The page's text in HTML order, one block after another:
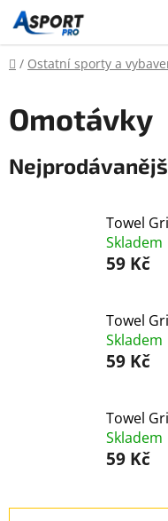
Přejít
na
obsah
Domů
/ Ostatní sporty a
Omotávky
Towel
Skladem
59 Kč
Towel
Skladem
59 Kč
Towel
Skladem
59 Kč